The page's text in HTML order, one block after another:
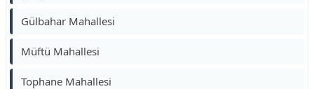
Gülbahar Mahallesi
Müftü Mahallesi
Tophane Mahallesi